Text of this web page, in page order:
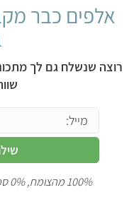
אלפים כבר
רוצה שנשלח גם לך
100% מהצומח, 0% ספאם. פשוט להצטרף, קל גם לבטל.